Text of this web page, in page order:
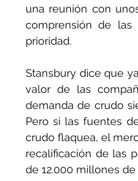
una reunión con
comprensión de
prioridad.
Stansbury dice que
valor de las
demanda de crudo
Pero si las fuentes
crudo flaquea, el
recalificación de las
de 12.000 millones